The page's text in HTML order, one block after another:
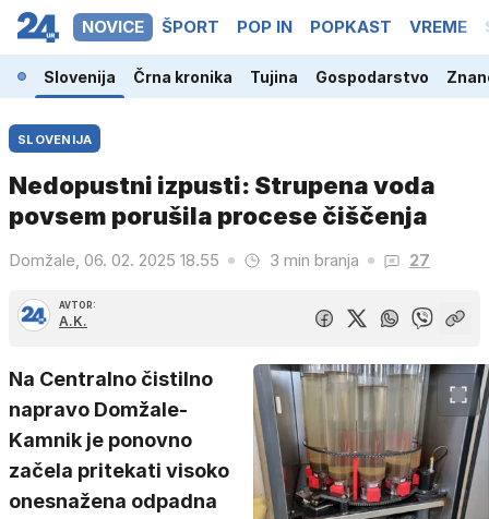
NOVICE ŠPORT POP IN POPKAST VREME
Slovenija Črna kronika Tujina Gospodarstvo
SLOVENIJA
Nedopustni izpusti: Strupena voda
povsem porušila procese čiščenja
Domžale, 06. 02. 2025 18.55 3 min branja 27
AVTOR:
A.K.
Na Centralno čistilno
napravo Domžale-
Kamnik je ponovno
začela pritekati visoko
onesnažena odpadna